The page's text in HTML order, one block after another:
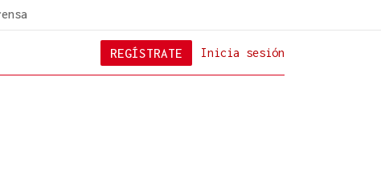
Inicia sesión
REGÍSTRATE